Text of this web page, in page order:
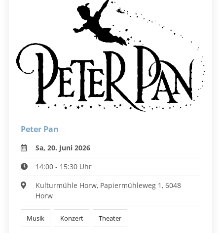
Peter Pan
Sa, 20. Juni 2026
14:00 - 15:30 Uhr
Kulturmühle Horw, Papiermühleweg 1, 6048
Horw
Musik Konzert Theater